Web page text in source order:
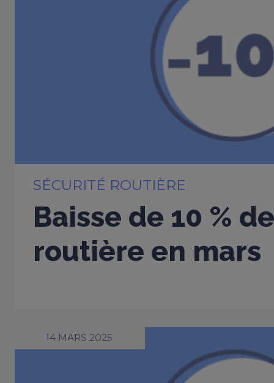
SÉCURITÉ ROUTIÈRE
Baisse de 10 %
routière en mars
14 MARS 2025